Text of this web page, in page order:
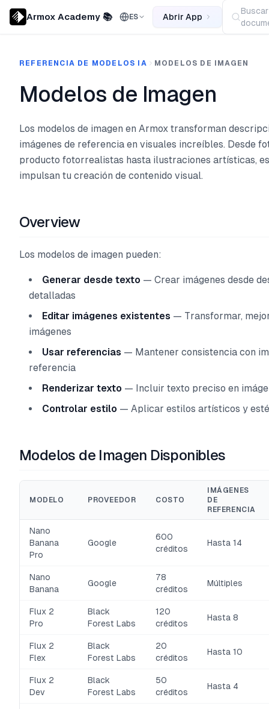
Armox Academy 📚 ES Abrir App
Buscar
REFERENCIA DE MODELOS IA MODELOS DE IMAGEN
Modelos de Imagen
Los modelos de imagen en Armox transforman
imágenes de referencia en visuales increíbles. Desde
producto fotorrealistas hasta ilustraciones artísticas,
impulsan tu creación de contenido visual.
Overview
Los modelos de imagen pueden:
Generar desde texto — Crear imágenes desde
detalladas
Editar imágenes existentes — Transformar,
imágenes
Usar referencias — Mantener consistencia con
referencia
Renderizar texto — Incluir texto preciso en
Controlar estilo — Aplicar estilos artísticos y
Modelos de Imagen Disponibles
MODELO PROVEEDOR COSTO
IMÁGENES
DE
REFERENCIA
Nano
Banana
Pro
Google
600
créditos
Hasta 14
Nano
Banana
Google
78
créditos
Múltiples
Flux 2
Pro
Black
Forest Labs
120
créditos
Hasta 8
Flux 2
Flex
Black
Forest Labs
20
créditos
Hasta 10
Flux 2
Dev
Black
Forest Labs
50
créditos
Hasta 4